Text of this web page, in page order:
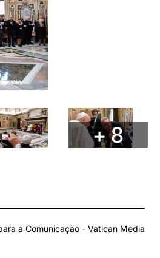
+ 8
a Comunicação - Vatican Media